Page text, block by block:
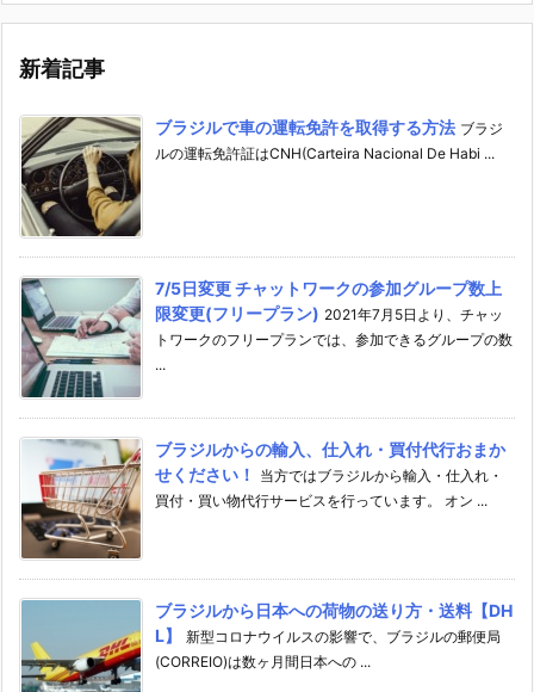
新着記事
ブラジルで車の運転免許を取得する方法 ブラジ
ルの運転免許証はCNH(Carteira Nacional De Habi ...
7/5日変更 チャットワークの参加グループ数上
限変更(フリープラン) 2021年7月5日より、チャッ
トワークのフリープランでは、参加できるグループの数
...
ブラジルからの輸入、仕入れ・買付代行おまか
せください！
当方ではブラジルから輸入・仕入れ・
買付・買い物代行サービスを行っています。 オン ...
ブラジルから日本への荷物の送り方・送料【DH
L】
新型コロナウイルスの影響で、ブラジルの郵便局
(CORREIO)は数ヶ月間日本への ...